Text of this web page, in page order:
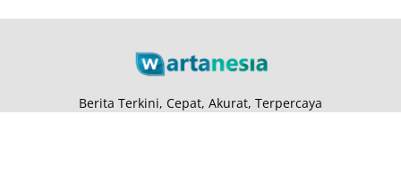
Berita Terkini, Cepat, Akurat, Terpercaya